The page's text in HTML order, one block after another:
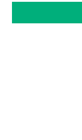
خودش را
در کنار
Charlotte